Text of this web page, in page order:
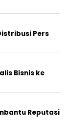
Pers
Bisnis ke
Reputasi